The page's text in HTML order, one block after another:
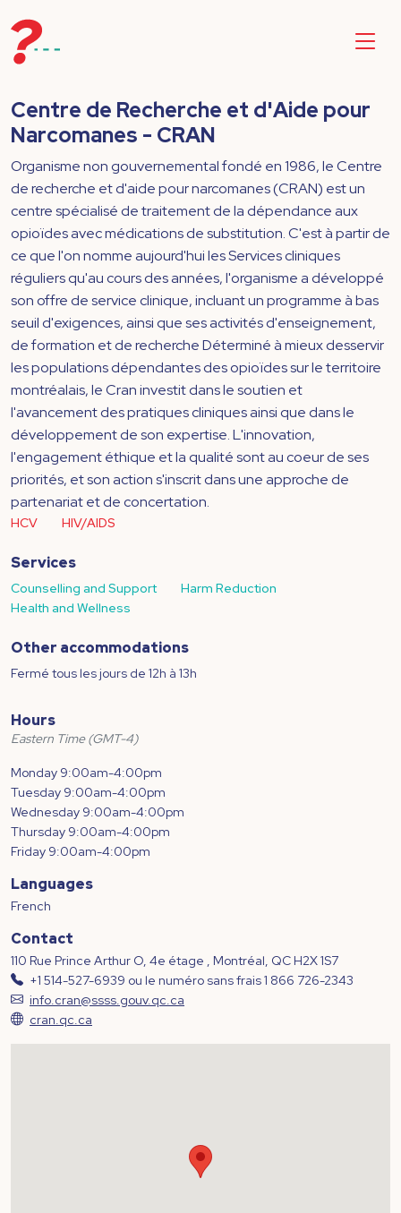
Centre de Recherche et d'Aide pour
Narcomanes - CRAN
Organisme non gouvernemental fondé en 1986, le Centre
de recherche et d'aide pour narcomanes (CRAN) est un
centre spécialisé de traitement de la dépendance aux
opioïdes avec médications de substitution. C'est à partir de
ce que l'on nomme aujourd'hui les Services cliniques
réguliers qu'au cours des années, l'organisme a développé
son offre de service clinique, incluant un programme à bas
seuil d'exigences, ainsi que ses activités d'enseignement,
de formation et de recherche Déterminé à mieux desservir
les populations dépendantes des opioïdes sur le territoire
montréalais, le Cran investit dans le soutien et
l'avancement des pratiques cliniques ainsi que dans le
développement de son expertise. L'innovation,
l'engagement éthique et la qualité sont au coeur de ses
priorités, et son action s'inscrit dans une approche de
partenariat et de concertation.
HCV HIV/AIDS
Services
Counselling and Support
Harm Reduction
Health and Wellness
Other accommodations
Fermé tous les jours de 12h à 13h
Hours
Eastern Time (GMT-4)
Monday 9:00am-4:00pm
Tuesday 9:00am-4:00pm
Wednesday 9:00am-4:00pm
Thursday 9:00am-4:00pm
Friday 9:00am-4:00pm
Languages
French
Contact
110 Rue Prince Arthur O, 4e étage , Montréal, QC H2X 1S7
+1 514-527-6939 ou le numéro sans frais 1 866 726-2343
info.cran@ssss.gouv.qc.ca
cran.qc.ca